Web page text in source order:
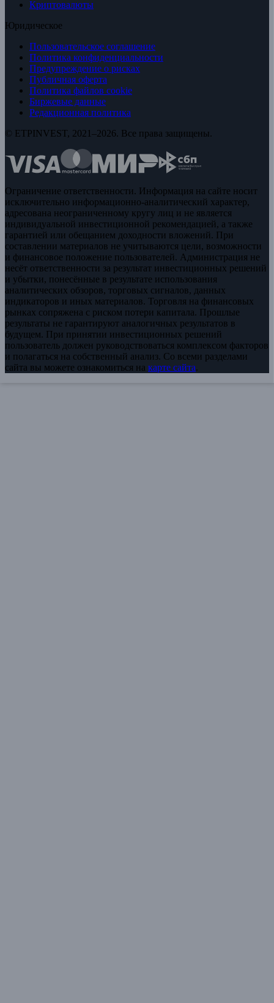
Криптовалюты
Юридическое
Пользовательское соглашение
Политика конфиденциальности
Предупреждение о рисках
Публичная оферта
Политика файлов cookie
Биржевые данные
Редакционная политика
© ETPINVEST, 2021–2026. Все права защищены.
Ограничение ответственности. Информация на сайте носит
исключительно информационно-аналитический характер,
адресована неограниченному кругу лиц и не является
индивидуальной инвестиционной рекомендацией, а также
гарантией или обещанием доходности вложений. При
составлении материалов не учитываются цели, возможности
и финансовое положение пользователей. Администрация не
несёт ответственности за результат инвестиционных решений
и убытки, понесённые в результате использования
аналитических обзоров, торговых сигналов, данных
индикаторов и иных материалов. Торговля на финансовых
рынках сопряжена с риском потери капитала. Прошлые
результаты не гарантируют аналогичных результатов в
будущем. При принятии инвестиционных решений
пользователь должен руководствоваться комплексом факторов
и полагаться на собственный анализ. Со всеми разделами
сайта вы можете ознакомиться на карте сайта.